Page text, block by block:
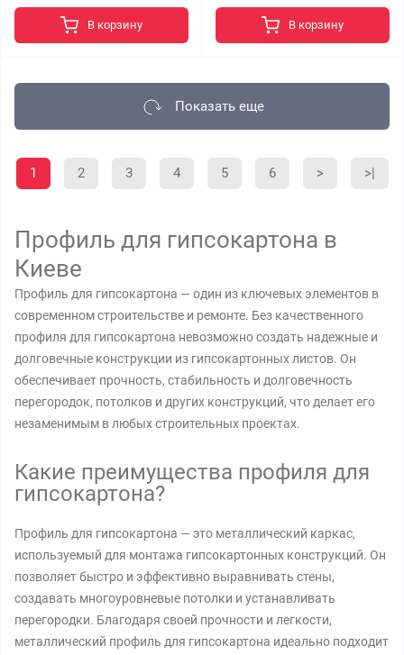
В корзину В корзину
Показать еще
1 2 3 4 5 6 > >|
Профиль для гипсокартона в
Киеве
Профиль для гипсокартона — один из ключевых элементов в
современном строительстве и ремонте. Без качественного
профиля для гипсокартона невозможно создать надежные и
долговечные конструкции из гипсокартонных листов. Он
обеспечивает прочность, стабильность и долговечность
перегородок, потолков и других конструкций, что делает его
незаменимым в любых строительных проектах.
Какие преимущества профиля для
гипсокартона?
Профиль для гипсокартона — это металлический каркас,
используемый для монтажа гипсокартонных конструкций. Он
позволяет быстро и эффективно выравнивать стены,
создавать многоуровневые потолки и устанавливать
перегородки. Благодаря своей прочности и легкости,
металлический профиль для гипсокартона идеально подходит